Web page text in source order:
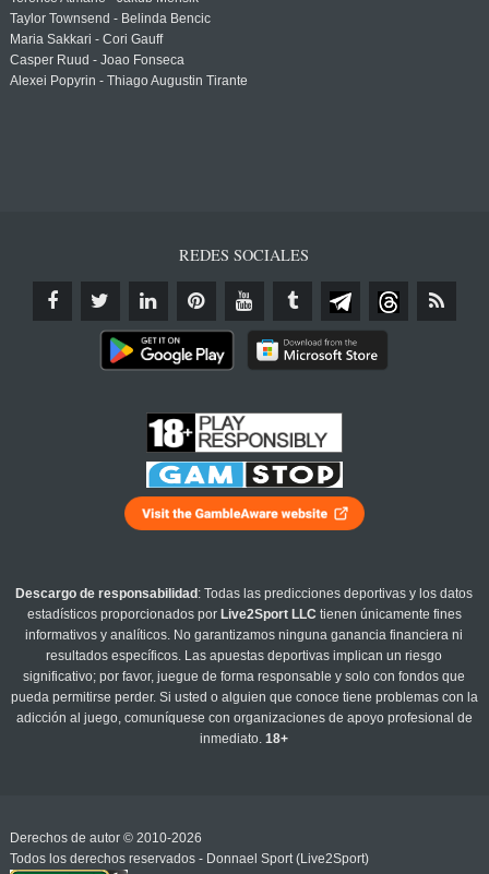
Taylor Townsend - Belinda Bencic
Maria Sakkari - Cori Gauff
Casper Ruud - Joao Fonseca
Alexei Popyrin - Thiago Augustin Tirante
REDES SOCIALES
Descargo de responsabilidad : Todas las predicciones deportivas y los datos
estadísticos proporcionados por Live2Sport LLC tienen únicamente fines
informativos y analíticos. No garantizamos ninguna ganancia financiera ni
resultados específicos. Las apuestas deportivas implican un riesgo
significativo; por favor, juegue de forma responsable y solo con fondos que
pueda permitirse perder. Si usted o alguien que conoce tiene problemas con la
adicción al juego, comuníquese con organizaciones de apoyo profesional de
inmediato.18+
Derechos de autor © 2010-2026
Todos los derechos reservados - Donnael Sport (Live2Sport)